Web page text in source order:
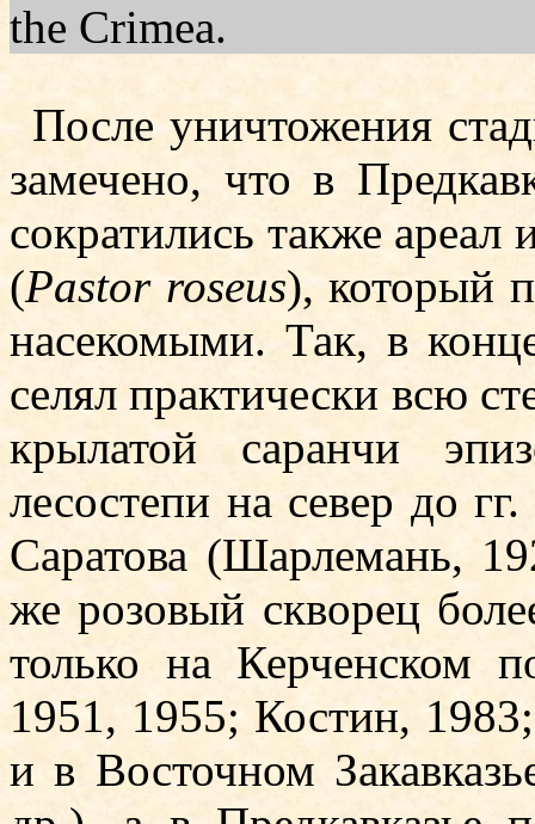
the Crimea.
После уничтожения
замечено, что в
сократились также ареал
(Pastor roseus), ко­­торый
насеко­мыми. Так, в
селял практически всю
крылатой саранчи
лесостепи на север до
Саратова (Шарлемань,
же розовый скво­рец
только на Керченском
1951, 1955; Костин,
и в Восточном